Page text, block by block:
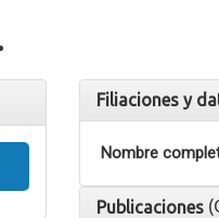
Filiaciones y
Nombre
Publicaciones